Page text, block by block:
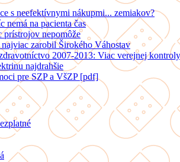
s neefektívnymi nákupmi... zemiakov?
nemá na pacienta čas
prístrojov nepomôže
zarobil Širokého Váhostav
2007-2013: Viac verejnej
najdrahšie
pre SZP a VšZP [pdf]